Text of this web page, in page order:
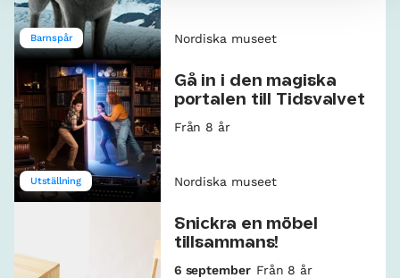
Barnspår Nordiska museet
Utställning
Gå in i den magiska
portalen till Tidsvalvet
Från 8 år
Nordiska museet
Snickra en möbel
tillsammans!
6 september Från 8 år